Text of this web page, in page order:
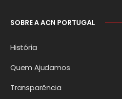
SOBRE A ACN PORTUGAL
História
Quem Ajudamos
Transparência